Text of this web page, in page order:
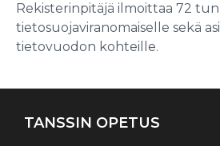
Rekisterinpitäjä ilmoittaa 72
tietosuojaviranomaiselle sekä
tietovuodon kohteille.
TANSSIN OPETUS